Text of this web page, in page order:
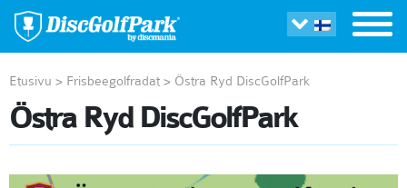
Etusivu > Frisbeegolfradat > Östra Ryd DiscGolfPark
Östra Ryd DiscGolfPark